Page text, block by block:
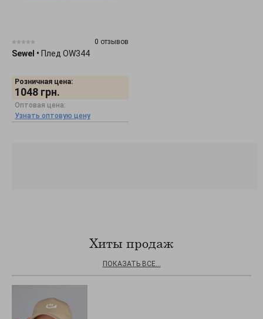
0 отзывов
Sewel • Плед OW344
Розничная цена:
1048 грн.
Оптовая цена:
Узнать оптовую цену
Хиты продаж
ПОКАЗАТЬ ВСЕ...